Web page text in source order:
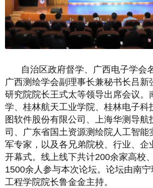
自治区政府督学、广西电子学会
广西测绘学会副理事长兼秘书长吕新
研究院院长王式太等领导出席会议。
学、桂林航天工业学院、桂林电子科
图软件股份有限公司、上海华测导航
司、广东省国土资源测绘院人工智能
军专家，以及各兄弟院校、行业、企
开幕式。线上线下共计200余家高校
1500余人参与本次论坛。论坛由南
工程学院院长鲁金金主持。